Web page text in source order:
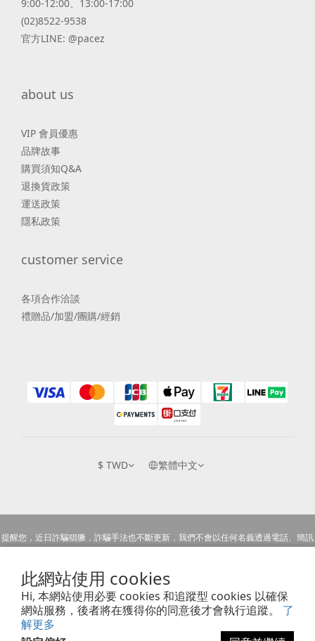
此網站使用 cookies
Hi, 本網站使用必要 cookies 和追蹤型 cookies 以確保
網站服務，後者將在獲得你的同意後才會執行追蹤。 了
解更多
9:00-12:00、13:00-17:00
(02)8522-9538
官方LINE: @pacez
about us
VIP 會員優惠
品牌故事
購買須知Q&A
退換貨政策
運送政策
隱私政策
customer service
各項合作洽談
禮贈品/加盟/團購/經銷
$ TWD 繁體中文
提醒您，近日詐騙猖獗，詐騙手法也不斷更新，我們不會以任何名義透過電話、簡訊
ATM或銀行操作匯款，請您提高警覺切勿上當受騙。
Copyright © 2018 Pacez Rainbow. All rights reserved.